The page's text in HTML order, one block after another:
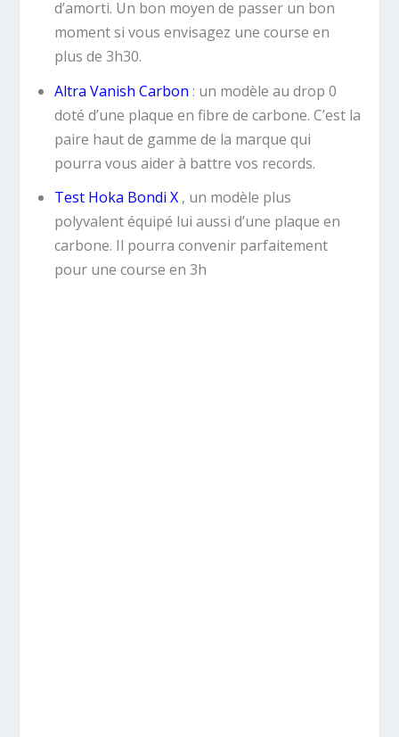
d’amorti. Un bon moyen de passer un bon
moment si vous envisagez une course en
plus de 3h30.
Altra Vanish Carbon : un modèle au drop 0
doté d’une plaque en fibre de carbone. C’est la
paire haut de gamme de la marque qui
pourra vous aider à battre vos records.
Test Hoka Bondi X, un modèle plus
polyvalent équipé lui aussi d’une plaque en
carbone. Il pourra convenir parfaitement
pour une course en 3h